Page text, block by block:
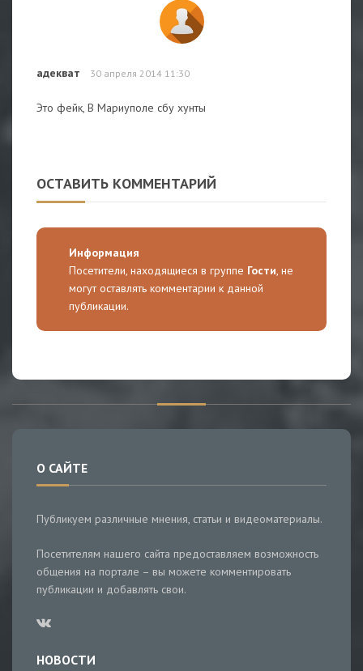
адекват 30 апреля 2014 11:30
Это фейк, В Мариуполе сбу хунты
ОСТАВИТЬ КОММЕНТАРИЙ
Информация
Посетители, находящиеся в группе Гости, не
могут оставлять комментарии к данной
публикации.
О САЙТЕ
Публикуем различные мнения, статьи и видеоматериалы.
Посетителям нашего сайта предоставляем возможность
общения на портале – вы можете комментировать
публикации и добавлять свои.
НОВОСТИ